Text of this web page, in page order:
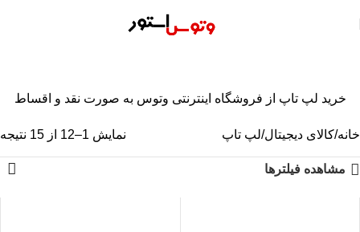
خرید لپ تاپ از فروشگاه اینترنتی وتوس به صورت نقد و اقساط
خانه کالای دیجیتال لپ تاپ نمایش 1–12 از 15 نتیجه
مشاهده فیلترها